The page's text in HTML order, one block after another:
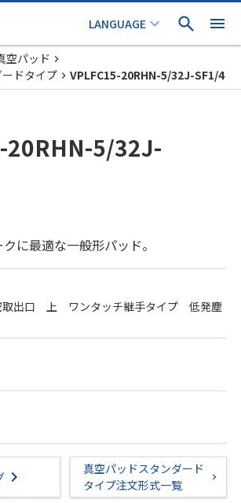
空パッド
ドタイプ
VPLFC15-20RHN-5/32J-SF1/4
20RHN-5/32J-
に最適な一般形パッド。
取出口 上 ワンタッチ継手タイプ 低発塵
真空パッドスタンダード
タイプ注文形式一覧